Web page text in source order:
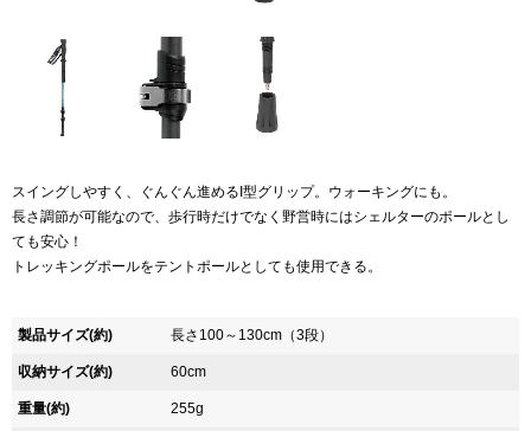
スイングしやすく、ぐんぐん進めるI型グリップ。ウォーキングにも。
長さ調節が可能なので、歩行時だけでなく野営時にはシェルターのポールとし
ても安心！
トレッキングポールをテントポールとしても使用できる。
製品サイズ(約) 長さ100～130cm（3段）
収納サイズ(約) 60cm
重量(約) 255g